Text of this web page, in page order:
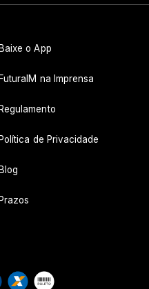
Baixe o App
FuturaIM na Imprensa
Regulamento
Política de Privacidade
Blog
Prazos